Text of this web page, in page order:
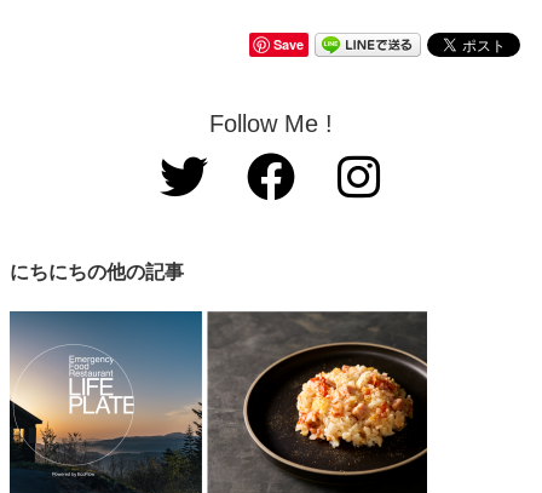
Save
Follow Me !
にちにちの他の記事